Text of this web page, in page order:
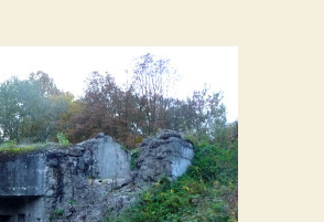
cz-
p148047900045